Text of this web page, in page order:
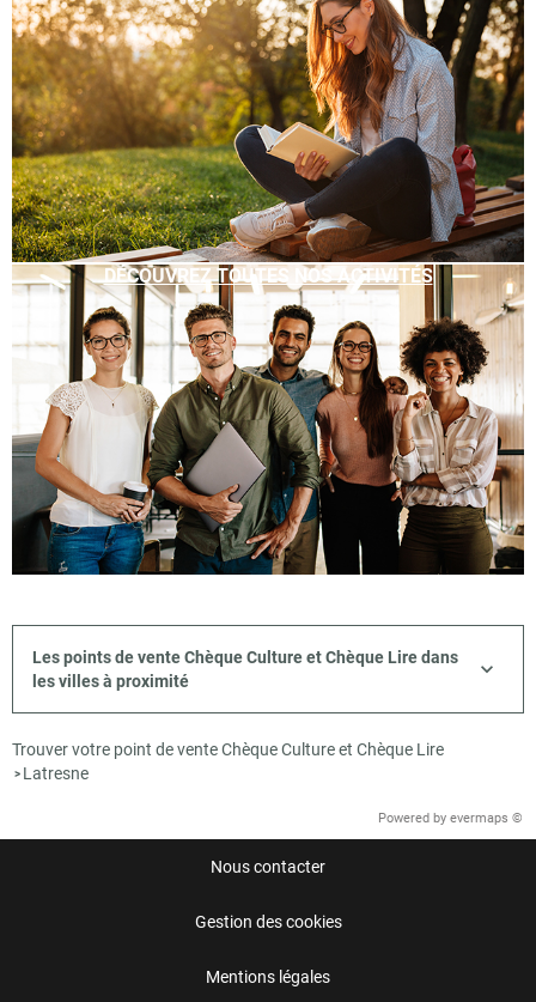
DÉCOUVREZ TOUTES NOS ACTIVITÉS
Les points de vente Chèque Culture et Chèque Lire dans
les villes à proximité
Trouver votre point de vente Chèque Culture et Chèque Lire
> Latresne
Powered by evermaps ©
Nous contacter
Gestion des cookies
Mentions légales